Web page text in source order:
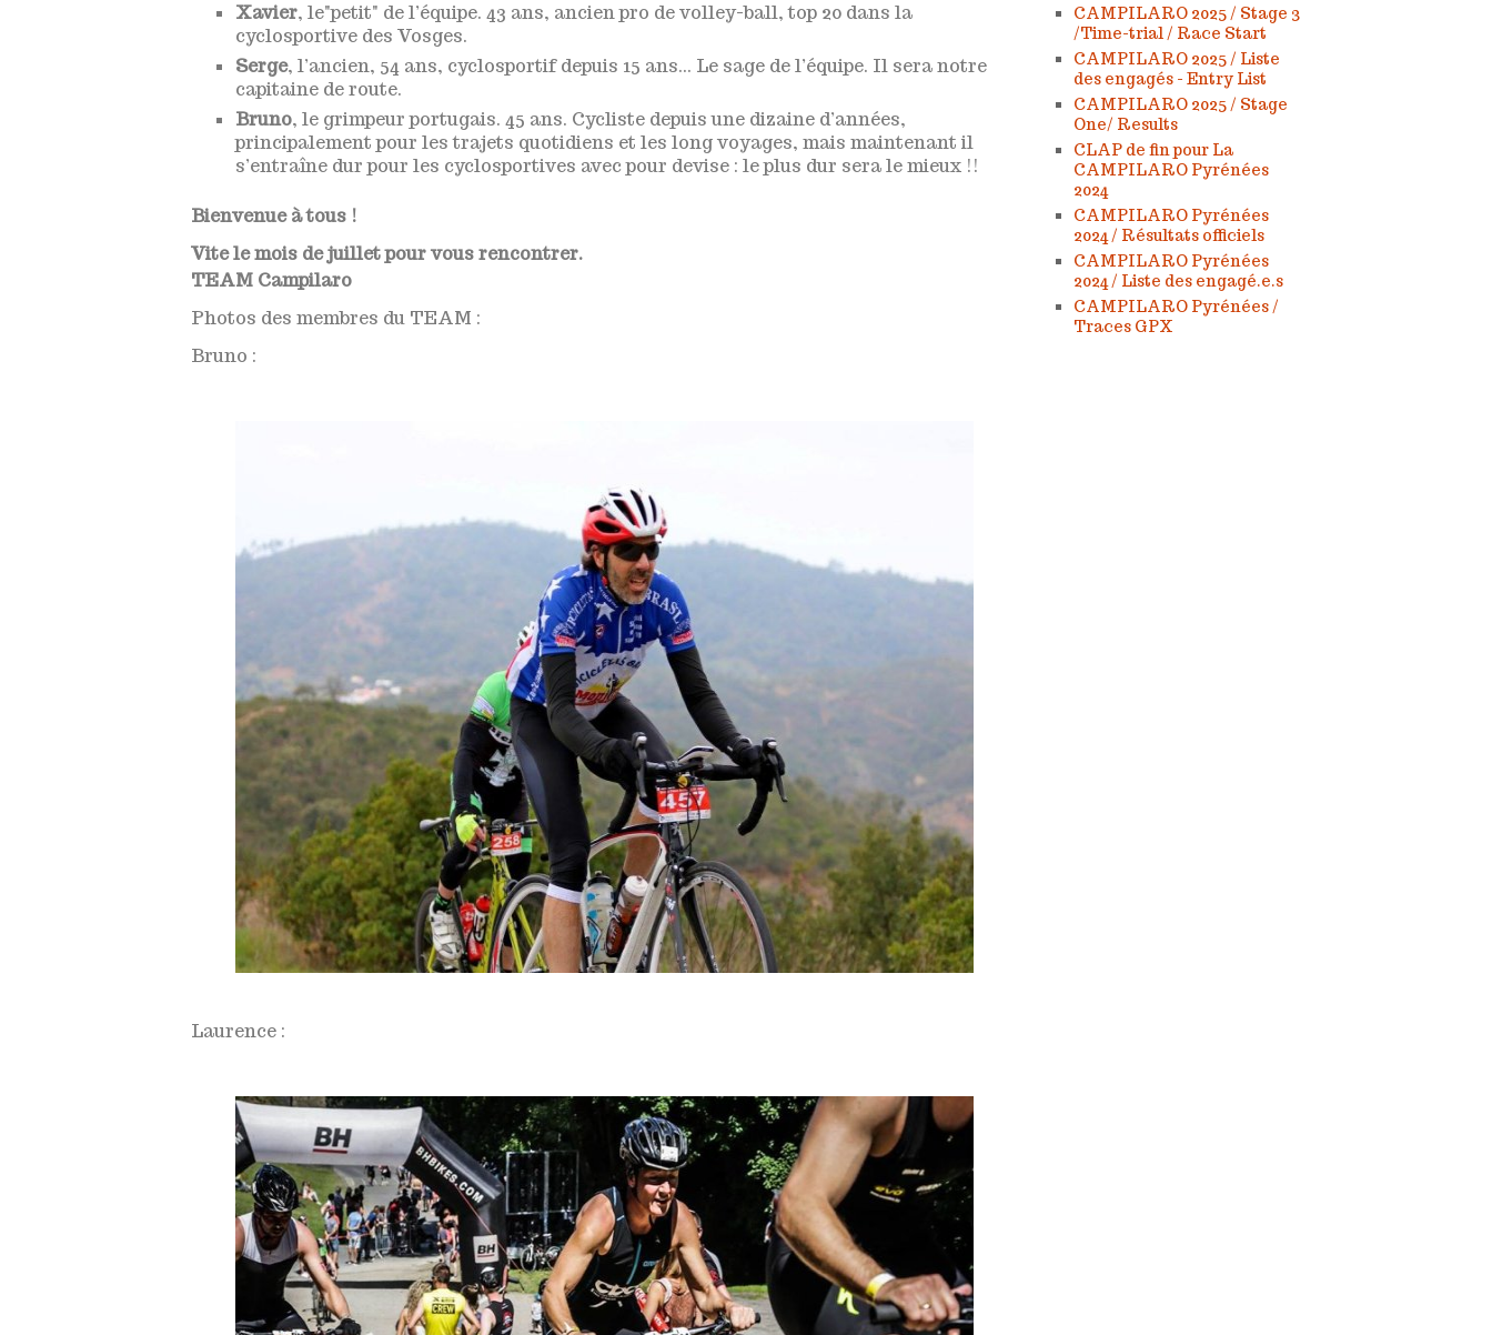
Xavier, le"petit" de l’équipe. 43 ans, ancien pro de volley-ball, top 20 dans la
cyclosportive des Vosges.
Serge, l’ancien, 54 ans, cyclosportif depuis 15 ans… Le sage de l’équipe. Il sera notre
capitaine de route.
Bruno, le grimpeur portugais. 45 ans. Cycliste depuis une dizaine d’années,
principalement pour les trajets quotidiens et les long voyages, mais maintenant il
s’entraîne dur pour les cyclosportives avec pour devise : le plus dur sera le mieux !!
Bienvenue à tous !
Vite le mois de juillet pour vous rencontrer.
TEAM Campilaro
Photos des membres du TEAM :
Bruno :
Laurence :
CAMPILARO 2025 / Stage 3
/Time-trial / Race Start
CAMPILARO 2025 / Liste
des engagés - Entry List
CAMPILARO 2025 / Stage
One/ Results
CLAP de fin pour La
CAMPILARO Pyrénées
2024
CAMPILARO Pyrénées
2024 / Résultats officiels
CAMPILARO Pyrénées
2024 / Liste des engagé.e.s
CAMPILARO Pyrénées /
Traces GPX